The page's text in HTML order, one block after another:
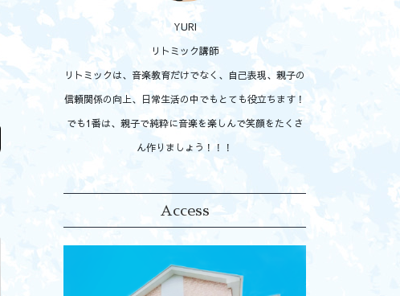
YURI
リトミック講師
リトミックは、音楽教育だけでなく、自己表現、親子の
信頼関係の向上、日常生活の中でもとても役立ちます！
でも1番は、親子で純粋に音楽を楽しんで笑顔をたくさ
ん作りましょう！！！
Access